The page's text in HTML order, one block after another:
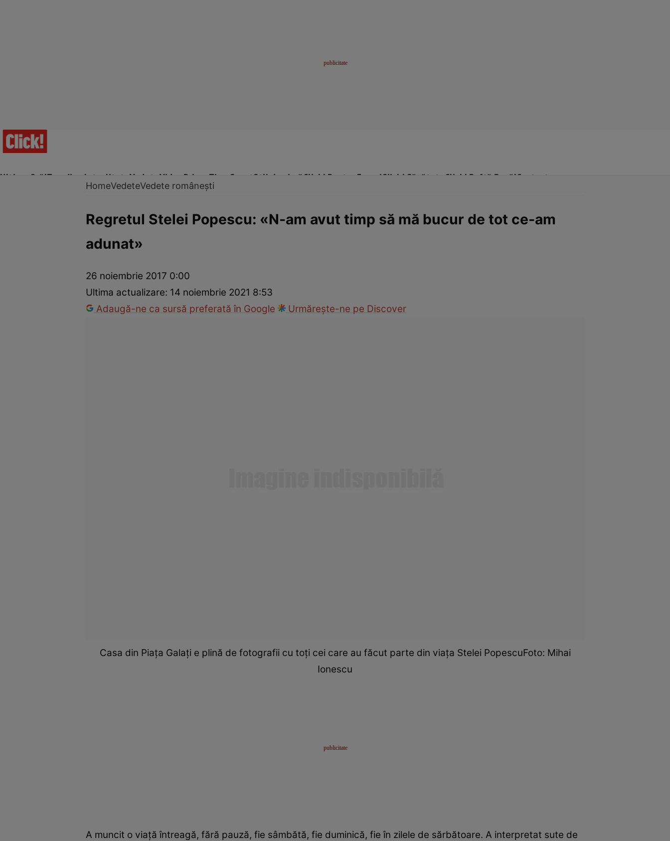
Ultima Oră!Trending Actualitate Vedete Video Prime Time SportStil de viațăClick! Pentru FemeiClick! Sănătate Click! Poftă Bună!Contact
Vedete internaționaleVedete românești
HomeVedeteVedete românești
Regretul Stelei Popescu: «N-am avut timp să mă bucur de tot ce-am
adunat»
26 noiembrie 2017 0:00
Ultima actualizare: 14 noiembrie 2021 8:53
Adaugă-ne ca sursă preferată în Google
Urmărește-ne pe Discover
Casa din Piaţa Galaţi e plină de fotografii cu toţi cei care au făcut parte din viaţa Stelei PopescuFoto: Mihai
Ionescu
A muncit o viaţă întreagă, fără pauză, fie sâmbătă, fie duminică, fie în zilele de sărbătoare. A interpretat sute de